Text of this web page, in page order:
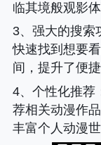
临其境般观影体
3、 强大的搜索
快速找到想要
间，提升了便捷
4、 个性化推荐
荐相关动漫作
丰富个人动漫世